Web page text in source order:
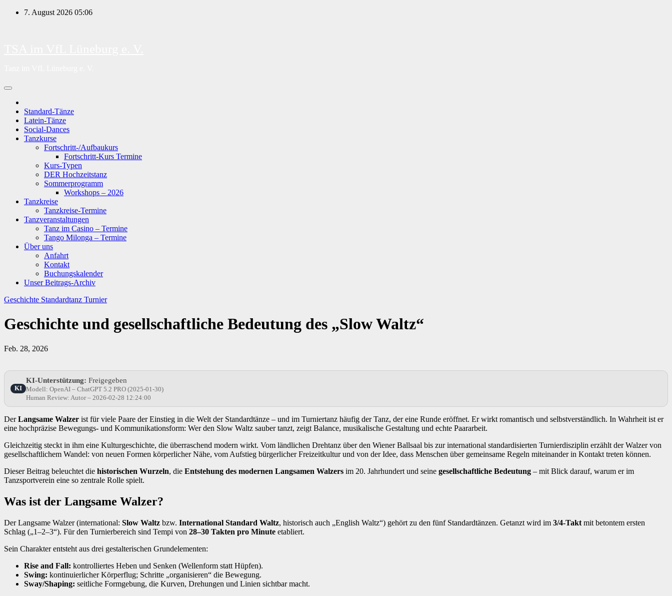
Zum
7. August 2026 05:06
Standard-Tänze
Latein-Tänze
Social-Dances
Tanzkurse
Fortschritt-/Aufbaukurs
Fortschritt-Kurs Termine
Kurs-Typen
DER Hochzeitstanz
Sommerprogramm
Workshops – 2026
Tanzkreise
Tanzkreise-Termine
Tanzveranstaltungen
Tanz im Casino – Termine
Tango Milonga – Termine
Über uns
Anfahrt
Kontakt
Buchungskalender
Unser Beitrags-Archiv
Geschichte Standardtanz Turnier
Geschichte und gesellschaftliche Bedeutung des „Slow Waltz“
Feb. 28, 2026
KI
KI-Unterstützung: Freigegeben
Modell: OpenAI – ChatGPT 5.2 PRO (2025-01-30)
Human Review: Autor – 2026-02-28 12:24:00
DerLangsame Walzer ist für viele Paare der Einstieg in die Welt der Standardtänze – und im Turniertanz häufig der Tanz, der eine Runde eröffnet. Er wirkt romantisch und selbstverständlich. In Wahrheit ist er
eine hochpräzise Bewegungs- und Kommunikationsform: Wer den Slow Waltz sauber tanzt, zeigt Balance, musikalische Gestaltung und echte Paararbeit.
Gleichzeitig steckt in ihm eine Kulturgeschichte, die überraschend modern wirkt. Vom ländlichen Drehtanz über den Wiener Ballsaal bis zur international standardisierten Turnierdisziplin erzählt der Walzer von
gesellschaftlichem Wandel: von neuen Formen körperlicher Nähe, vom Aufstieg bürgerlicher Freizeitkultur und von der Idee, dass Menschen über gemeinsame Regeln miteinander in Kontakt treten können.
Dieser Beitrag beleuchtet die historischen Wurzeln, die Entstehung des modernen Langsamen Walzers im 20. Jahrhundert und seine gesellschaftliche Bedeutung – mit Blick darauf, warum er im
Tanzsportverein eine so zentrale Rolle spielt.
Was ist der Langsame Walzer?
Der Langsame Walzer (international: Slow Waltz bzw. International Standard Waltz, historisch auch „English Waltz“) gehört zu den fünf Standardtänzen. Getanzt wird im 3/4‑Takt mit betontem ersten
Schlag („1–2–3“). Für den Turnierbereich sind Tempi von 28–30 Takten pro Minute etabliert.
Sein Charakter entsteht aus drei gestalterischen Grundelementen:
Rise and Fall: kontrolliertes Heben und Senken (Wellenform statt Hüpfen).
Swing: kontinuierlicher Körperflug; Schritte „organisieren“ die Bewegung.
Sway/Shaping: seitliche Formgebung, die Kurven, Drehungen und Linien sichtbar macht.